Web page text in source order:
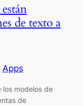
de texto a
Apps
los modelos de
de